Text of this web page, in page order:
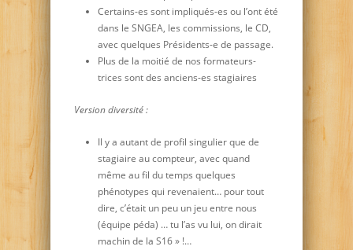
Certains-es sont impliqués-es ou l’ont été
dans le SNGEA, les commissions, le CD,
avec quelques Présidents-e de passage.
Plus de la moitié de nos formateurs-
trices sont des anciens-es stagiaires
Version diversité :
Il y a autant de profil singulier que de
stagiaire au compteur, avec quand
même au fil du temps quelques
phénotypes qui revenaient… pour tout
dire, c’était un peu un jeu entre nous
(équipe péda) … tu l’as vu lui, on dirait
machin de la S16 » !…